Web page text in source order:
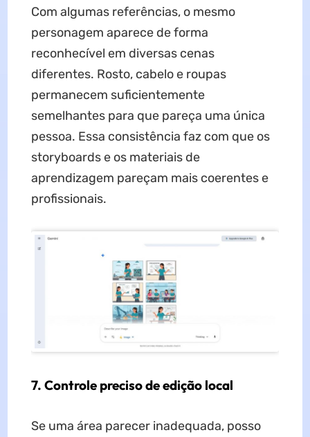
Com algumas referências, o mesmo
personagem aparece de forma
reconhecível em diversas cenas
diferentes. Rosto, cabelo e roupas
permanecem suficientemente
semelhantes para que pareça uma única
pessoa. Essa consistência faz com que os
storyboards e os materiais de
aprendizagem pareçam mais coerentes e
profissionais.
7. Controle preciso de edição local
Se uma área parecer inadequada, posso